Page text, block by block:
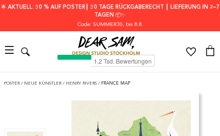
🌟 AKTUELL: 30 % AUF POSTER┃ 30 TAGE RÜCKGABERECHT ┃ LIEFERUNG IN 2–7
TAGEN 📦✨
Code: SUMMER30, bis 8.8.
POSTER / NEUE KÜNSTLER / HENRY RIVERS / FRANCE MAP